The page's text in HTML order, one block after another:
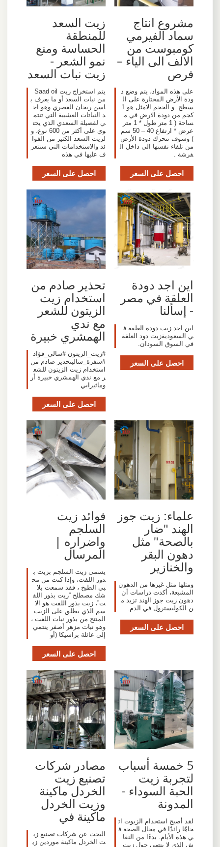
مشروع انتاج
سماد الفيرمي
كومبوست من
الالف الى الياء –
فرص
على هذه المواد، يتم وضع د
ودة الأرض المختارة على ال
سطح .و الحجم الامثل هو 1
كجم من دودة الارض في م
ساحة ( 1 متر طول * 1 متر
عرض * ارتفاع 40 – 50 سم
) وسوف تتحرك دودة الأرض
من تلقاء نفسها الى داخل ال
فرشة .
احصل على السعر
زيت السعد
للمنطقة
الحساسة ومنع
نمو الشعر -
زيت نبات السعد
يتم استخراج زيت Saad oil
من نبات السعد أو ما يعرف ب
اسن ريحان القصري وهو اح
د النباتات العشبية التي تنتم
ي لفصيلة السعدي الذي يحت
وي على أكثر من 600 نوع، و
لزيت السعد الكثير من الفوا
ئد والاستخدامات التي سنتعر
ف عليها في هذه
احصل على السعر
اين اجد دودة
العلقة في مصر
- إسألنا
اين اجد زيت دودة العلقة ف
ي السعوديةزيت دود العلقة
في السوق السودان.
احصل على السعر
تحذير صادم من
استخدام زيت
الزيتون للشعر
مع ندي
الهمشري خبيرة
#زيت_الزيتون #سالي_فؤاد
#سفرة_ساليتحذير صادم من
استخدام زيت الزيتون للشع
ر مع ندي الهمشري خبيرة أر
وماثيرابي
احصل على السعر
علماء: زيت جوز
الهند "ضار
بالصحة" مثل
دهون البقر
والخنازير
ومثلها مثل غيرها من الدهون
المشبعة، أكدت دراسات أن
دهون زيت جوز الهند تزيد م
ن الكوليسترول في الدم.
احصل على السعر
فوائد زيت
السلجم
واضراره |
المرسال
يسمى زيت السلجم بزيت ب
ذور اللفت، وإذا كنت من مح
بي الطبخ ، فقد سمعت بلا
شك مصطلح “زيت بذور اللف
ت”، زيت بذور اللفت هو الا
سم الذي يطلق على الزيت
المنتج من بذور نبات اللفت ،
وهو نبات مزهر أصفر ينتمي
إلى عائلة براسيكا (أو
احصل على السعر
5 خمسة أسباب
لتجربة زيت
الحبة السوداء -
المدونة
لقد أصبح استخدام الزيوت ات
جاهًا رائدًا في مجال الصحة ف
ي هذه الأيام. بدءًا من النقا
ش الذي لا ينتهي حول زيت
مصادر شركات
تصنيع زيت
الخردل ماكينة
وزيت الخردل
ماكينة في
البحث عن شركات تصنيع زي
ت الخردل ماكينة موردين زي